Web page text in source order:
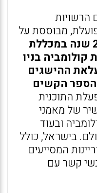
הרשויות
מבוססת על
מודל שפותח לפני כ-20 שנה במכללת
קולומביה בניו
ההישגים
הספר הקשים
התוכנית
ישיר של מאמני
ובעוד
בישראל, כולל
המסייעים
קשר עם